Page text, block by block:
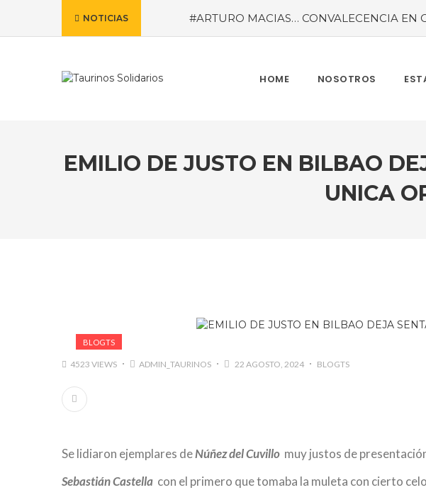
NOTICIAS #ARTURO MACIAS… CONVALECENCIA EN
#LA COLOMBIA TAURINA SE
HOME NOSOTROS
EMILIO DE JUSTO EN BILBAO
UNICA
BLOGTS
4523 VIEWS ADMIN_TAURINOS 22 AGOSTO, 2024 BLOGTS
Se lidiaron ejemplares deNúñez del Cuvillo muy justos de
Sebastián Castella con el primero que tomaba la muleta con cierto